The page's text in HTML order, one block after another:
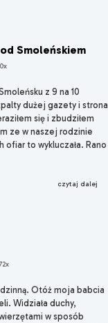
Smoleńskiem
z 9 na 10
dużej gazety i strona
się i zbudziłem
ze w naszej rodzinie
to wykluczała. Rano
czytaj dalej
Otóż moja babcia
Widziała duchy,
w sposób